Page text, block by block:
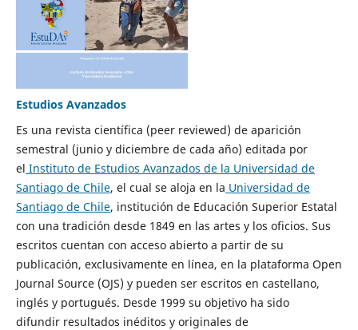
Estudios Avanzados
Es una revista científica (peer reviewed) de aparición
semestral (junio y diciembre de cada año) editada por
el Instituto de Estudios Avanzados de la Universidad de
Santiago de Chile, el cual se aloja en la Universidad de
Santiago de Chile, institución de Educación Superior Estatal
con una tradición desde 1849 en las artes y los oficios. Sus
escritos cuentan con acceso abierto a partir de su
publicación, exclusivamente en línea, en la plataforma Open
Journal Source (OJS) y pueden ser escritos en castellano,
inglés y portugués. Desde 1999 su objetivo ha sido
difundir resultados inéditos y originales de